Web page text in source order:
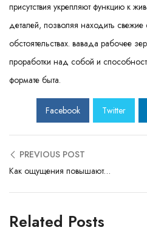
присутствия укрепляют функцию к
деталей, позволяя находить
обстоятельствах. вавада рабочее
проработки над собой и
формате быта.
Facebook Twitter
PREVIOUS POST
Как ощущения повышают индивидуальное блаженство
Related Posts